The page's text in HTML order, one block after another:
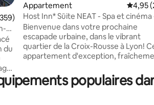
moyenne sur la base de 359
du
sur
Appartement
4,95
Host Inn* Sūite NEAT - Spa et cinéma
Lyon Centre
Bienvenue dans votre prochaine
escapade urbaine, dans le vibrant
quartier de la Croix-Rousse à Lyon!
appartement d'exception,
vous ouvre ses portes pour un séjour
inoubliable. Vue Féérique sur Lyon: populaires